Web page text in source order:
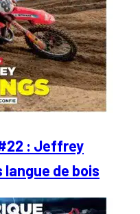
: Jeffrey
langue de bois